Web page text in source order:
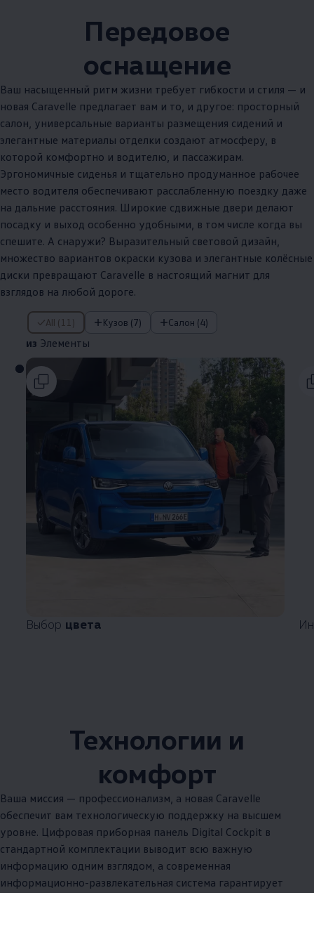
Передовое
оснащение
Ваш насыщенный ритм жизни требует гибкости и стиля — и
новая Caravelle предлагает вам и то, и другое: просторный
салон, универсальные варианты размещения сидений и
элегантные материалы отделки создают атмосферу, в
которой комфортно и водителю, и пассажирам.
Эргономичные сиденья и тщательно продуманное рабочее
место водителя обеспечивают расслабленную поездку даже
на дальние расстояния. Широкие сдвижные двери делают
посадку и выход особенно удобными, в том числе когда вы
спешите. А снаружи? Выразительный световой дизайн,
множество вариантов окраски кузова и элегантные колёсные
диски превращают Caravelle в настоящий магнит для
взглядов на любой дороге.
All (11) Кузов (7) Салон (4)
из Элементы
из Элементы
Выбор цвета
Технологии и
комфорт
Ваша миссия — профессионализм, а новая Caravelle
обеспечит вам технологическую поддержку на высшем
уровне. Цифровая приборная панель Digital Cockpit в
стандартной комплектации выводит всю важную
информацию одним взглядом, а современная
информационно-развлекательная система гарантирует